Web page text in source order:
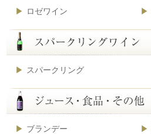
ロゼワイン
スパークリング
ブランデー